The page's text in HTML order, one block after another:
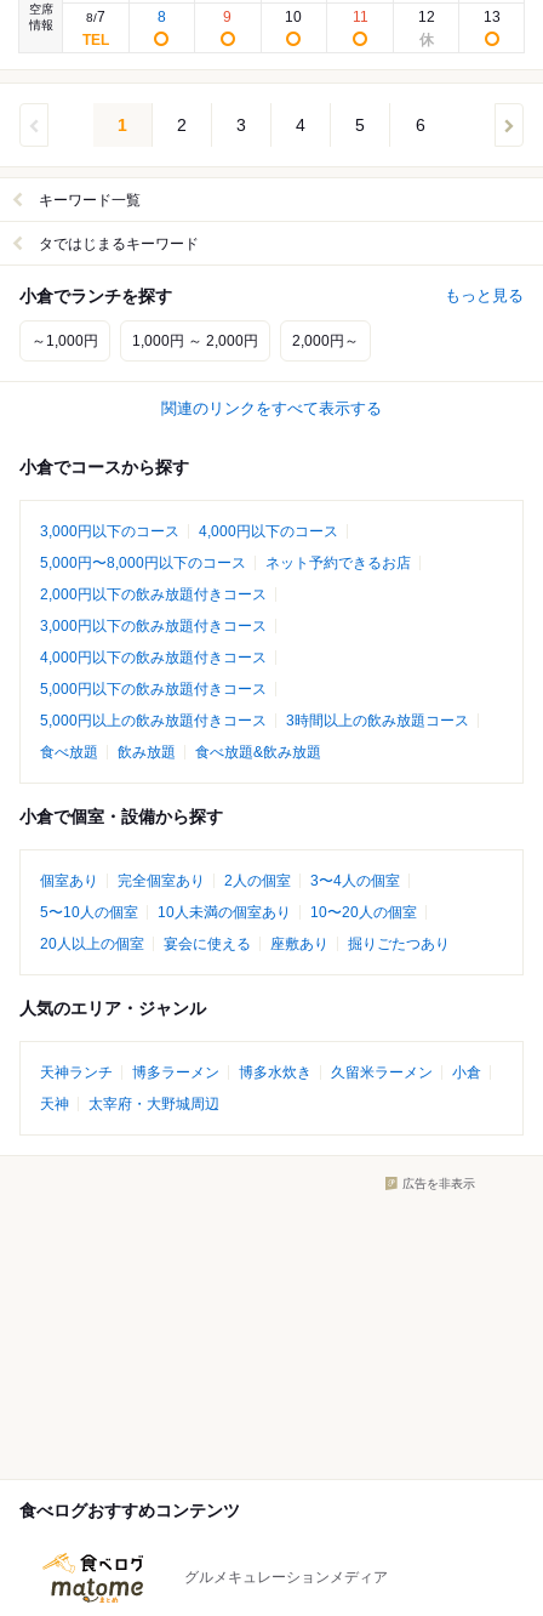
空席
情報
8/7 8 9 10 11 12 13
1 2 3 4 5 6
キーワード一覧
タではじまるキーワード
小倉でランチを探す もっと見る
～1,000円 1,000円 ～ 2,000円 2,000円～
関連のリンクをすべて表示する
小倉でコースから探す
3,000円以下のコース
4,000円以下のコース
5,000円〜8,000円以下のコース
ネット予約できるお店
2,000円以下の飲み放題付きコース
3,000円以下の飲み放題付きコース
4,000円以下の飲み放題付きコース
5,000円以下の飲み放題付きコース
5,000円以上の飲み放題付きコース
3時間以上の飲み放題コース
食べ放題
飲み放題 食べ放題&飲み放題
小倉で個室・設備から探す
個室あり 完全個室あり 2人の個室
3〜4人の個室
5〜10人の個室
10人未満の個室あり
10〜20人の個室
20人以上の個室
宴会に使える 座敷あり 掘りごたつあり
人気のエリア・ジャンル
天神ランチ 博多ラーメン 博多水炊き 久留米ラーメン
小倉
天神
太宰府・大野城周辺
広告を非表示
食べログおすすめコンテンツ
グルメキュレーションメディア